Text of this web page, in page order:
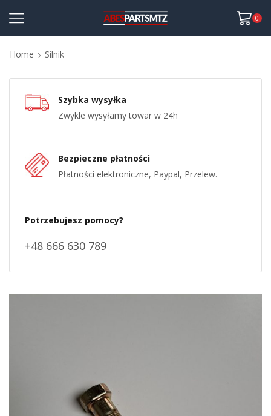
0
Home Silnik
Szybka wysyłka
Zwykle wysyłamy towar w 24h
Bezpieczne płatności
Płatności elektroniczne, Paypal, Przelew.
Potrzebujesz pomocy?
+48 666 630 789